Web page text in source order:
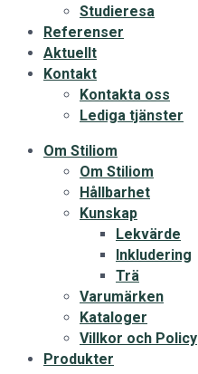
Studieresa
Referenser
Aktuellt
Kontakt
Kontakta oss
Lediga tjänster
Om Stiliom
Om Stiliom
Hållbarhet
Kunskap
Lekvärde
Inkludering
Trä
Varumärken
Kataloger
Villkor och Policy
Produkter